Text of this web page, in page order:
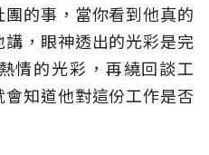
的事，當你看到他真的
，眼神透出的光彩是完
情的光彩，再繞回談工
知道他對這份工作是否